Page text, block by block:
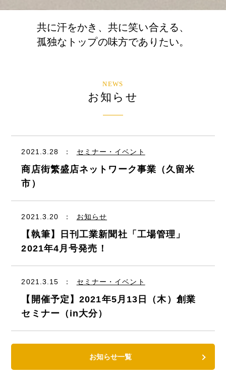
共に汗をかき、共に笑い合える、
孤独なトップの味方でありたい。
NEWS
お知らせ
2021.3.28 ： セミナー・イベント
商店街繁盛店ネットワーク事業（久留米
市）
2021.3.20 ： お知らせ
【執筆】日刊工業新聞社「工場管理」
2021年4月号発売！
2021.3.15 ： セミナー・イベント
【開催予定】2021年5月13日（木）創業
セミナー（in大分）
お知らせ一覧